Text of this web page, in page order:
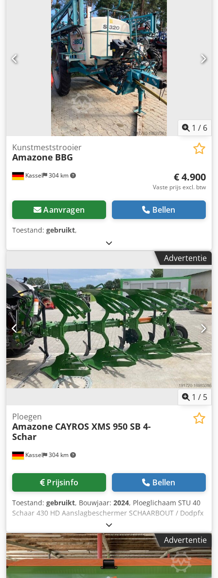
HD SLIJTDEEL 80 mm (14/K1) Dcsdstz Tplspfx Ac Tjk
1 / 6
Kassel 304 km
Kunstmeststrooier
Amazone BBG
€ 4.900
Vaste prijs excl. btw
Aanvragen Bellen
Toestand: gebruikt,
Advertentie
1 / 5
Kassel 304 km
Ploegen
Amazone CAYROS XMS 950 SB 4-
Schar
Prijsinfo Bellen
Toestand: gebruikt, Bouwjaar: 2024, Ploeglichaam STU 40
Schaar 430 HD Aanslagbeschermer SCHAARBOUT / Dodpfx
Advertentie